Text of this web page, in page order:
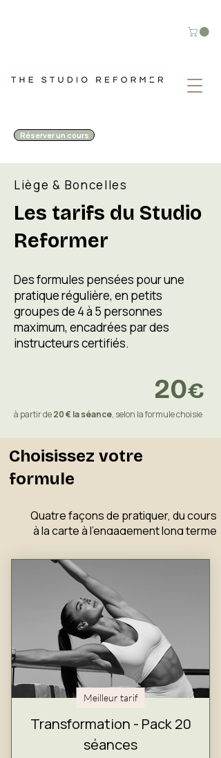
Réserver un cours
Liège & Boncelles
Les tarifs du Studio
Reformer
Des formules pensées pour une
pratique régulière, en petits
groupes de 4 à 5 personnes
maximum, encadrées par des
instructeurs certifiés.
20€
à partir de20 € la séance, selon la formule choisie
Choisissez votre
formule
Quatre façons de pratiquer, du cours
à la carte à l'engagement long terme
Meilleur tarif
Transformation - Pack 20
séances